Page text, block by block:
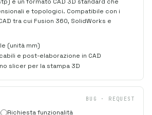
e topologici. Compatibile con i
tra cui Fusion 360, SolidWorks e
(unità mm)
e post-elaborazione in CAD
slicer per la stampa 3D
BUG · REQUEST
Richiesta funzionalità